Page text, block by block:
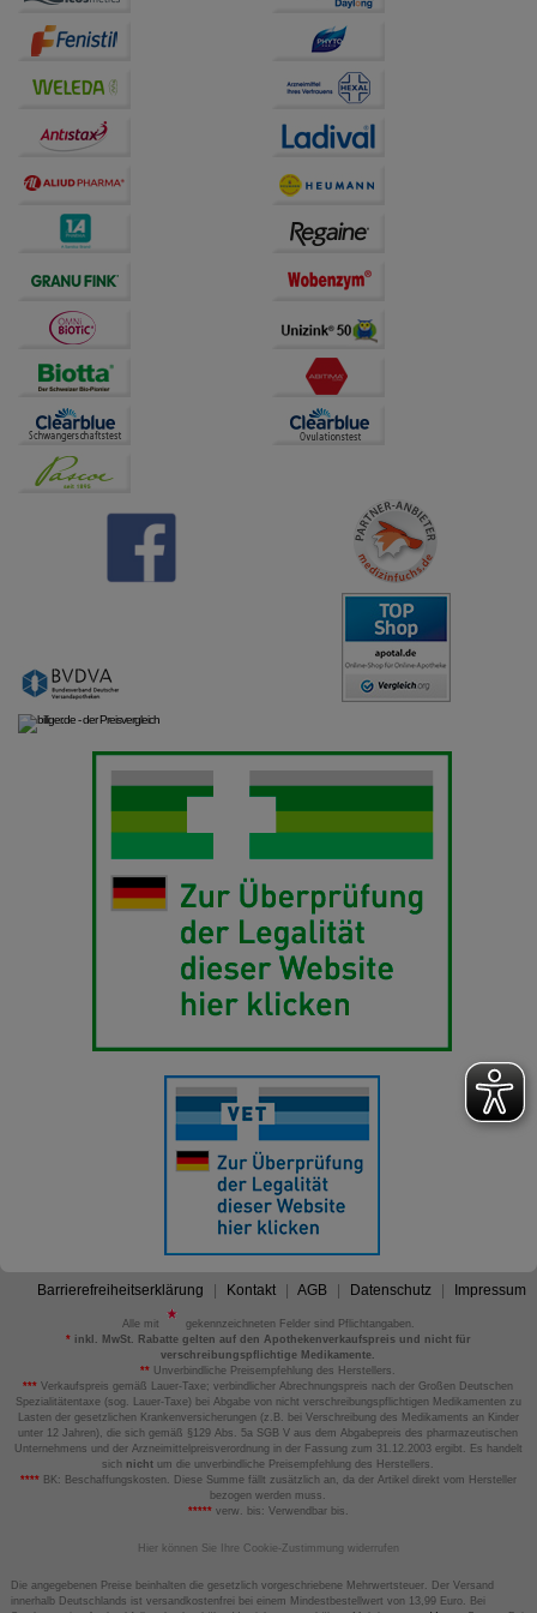
auf unserer Website aber auch die Werbung auf
Drittseiten möglichst relevant für Sie zu gestalten.
Bitte beachten Sie, dass Daten hierfür teilweise an
Dritte wie z.B. Google oder soziale Medien
übertragen werden.
Barrierefreiheitserklärung Kontakt AGB Datenschutz Impressum
Alle mit
gekennzeichneten Felder sind Pflichtangaben.
*inkl. MwSt. Rabatte gelten auf den Apothekenverkaufspreis und nicht für
verschreibungspflichtige Medikamente.
** Unverbindliche Preisempfehlung des Herstellers.
*** Verkaufspreis gemäß Lauer-Taxe; verbindlicher Abrechnungspreis nach der Großen Deutschen
Spezialitätentaxe (sog. Lauer-Taxe) bei Abgabe von nicht verschreibungspflichtigen Medikamenten zu
Lasten der gesetzlichen Krankenversicherungen (z.B. bei Verschreibung des Medikaments an Kinder
unter 12 Jahren), die sich gemäß §129 Abs. 5a SGB V aus dem Abgabepreis des pharmazeutischen
Unternehmens und der Arzneimittelpreisverordnung in der Fassung zum 31.12.2003 ergibt. Es handelt
sich nicht um die unverbindliche Preisempfehlung des Herstellers.
****BK: Beschaffungskosten. Diese Summe fällt zusätzlich an, da der Artikel direkt vom Hersteller
bezogen werden muss.
*****verw. bis: Verwendbar bis.
Hier können Sie Ihre Cookie-Zustimmung widerrufen
Die angegebenen Preise beinhalten die gesetzlich vorgeschriebene Mehrwertsteuer. Der Versand
innerhalb Deutschlands ist versandkostenfrei bei einem Mindestbestellwert von 13,99 Euro. Bei